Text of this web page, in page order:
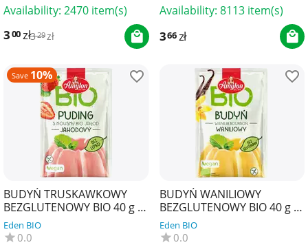
Availability: 2470 item(s)
300zł329 zł
Availability: 8113 item(s)
366zł
Save 10%
BUDYŃ TRUSKAWKOWY
BEZGLUTENOWY BIO 40 g -
AMYLON
Eden BIO
0.0
BUDYŃ WANILIOWY
BEZGLUTENOWY BIO 40 g -
AMYLON
Eden BIO
0.0